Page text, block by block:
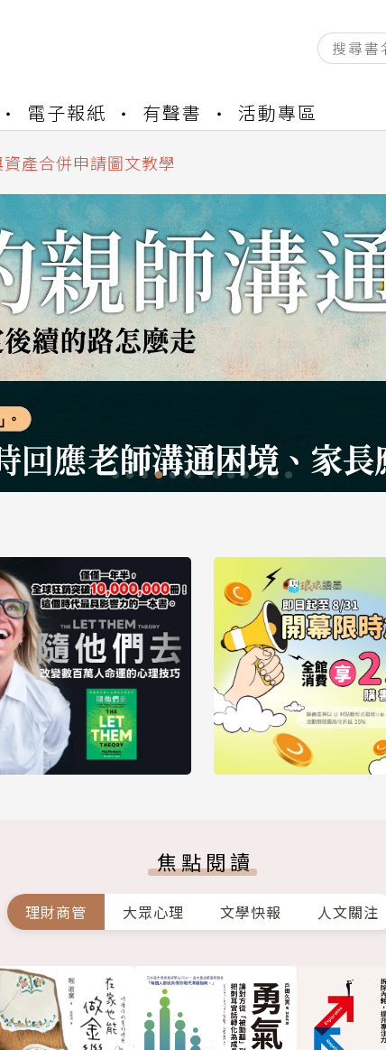
電子報紙 有聲書 活動專區
開通申請
產合併申請圖文教學
開通申請
焦點閱讀
理財商管 大眾心理 文學快報 人文關注